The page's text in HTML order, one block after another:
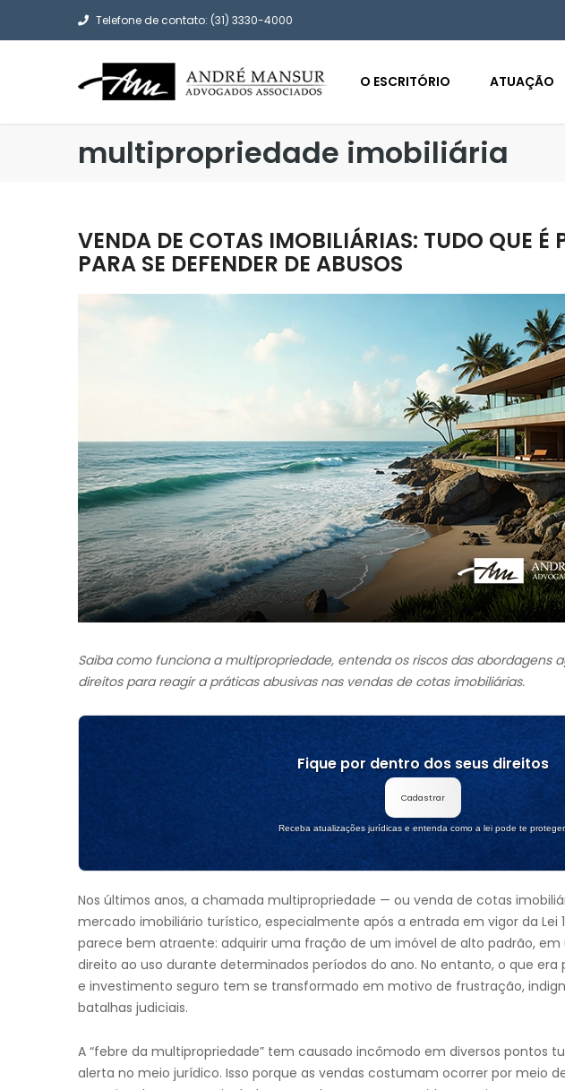
Telefone de contato: (31) 3330-4000
O ESCRITÓRIO ATUAÇÃO
multipropriedade imobiliária
VENDA DE COTAS IMOBILIÁRIAS: TUDO QUE É
PARA SE DEFENDER DE ABUSOS
Saiba como funciona a multipropriedade, entenda os riscos das abordagens
direitos para reagir a práticas abusivas nas vendas de cotas imobiliárias.
Fique por dentro dos seus direitos
Cadastrar
Receba atualizações jurídicas e entenda como a lei pode te proteger.
Nos últimos anos, a chamada multipropriedade — ou venda de cotas
mercado imobiliário turístico, especialmente após a entrada em vigor da Lei
parece bem atraente: adquirir uma fração de um imóvel de alto padrão,
direito ao uso durante determinados períodos do ano. No entanto, o que era
e investimento seguro tem se transformado em motivo de frustração,
batalhas judiciais.
A “febre da multipropriedade” tem causado incômodo em diversos pontos
alerta no meio jurídico. Isso porque as vendas costumam ocorrer por meio